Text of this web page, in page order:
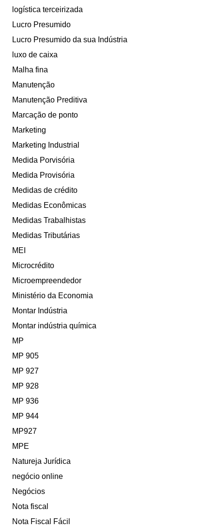
logística terceirizada
Lucro Presumido
Lucro Presumido da sua Indústria
luxo de caixa
Malha fina
Manutenção
Manutenção Preditiva
Marcação de ponto
Marketing
Marketing Industrial
Medida Porvisória
Medida Provisória
Medidas de crédito
Medidas Econômicas
Medidas Trabalhistas
Medidas Tributárias
MEI
Microcrédito
Microempreendedor
Ministério da Economia
Montar Indústria
Montar indústria química
MP
MP 905
MP 927
MP 928
MP 936
MP 944
MP927
MPE
Natureja Jurídica
negócio online
Negócios
Nota fiscal
Nota Fiscal Fácil